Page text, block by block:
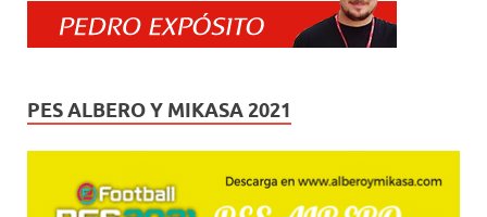
PES ALBERO Y MIKASA 2021